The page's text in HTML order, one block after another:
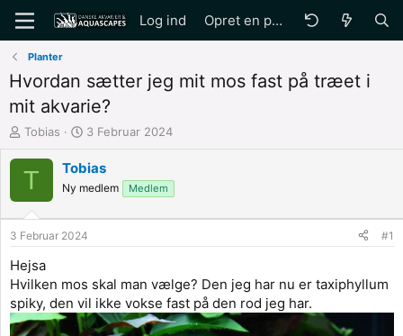
Log ind Opret en profil
Planter
Hvordan sætter jeg mit mos fast på træet i
mit akvarie?
O
p
r
t
a
f
Tobias
S
t
a
t
t
3 Februar 2024
T Tobias
Ny medlem Medlem
3 Februar 2024 #1
Hejsa
Hvilken mos skal man vælge? Den jeg har nu er taxiphyllum
spiky, den vil ikke vokse fast på den rod jeg har.